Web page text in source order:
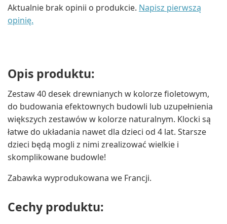
Aktualnie brak opinii o produkcie. Napisz pierwszą
opinię.
Opis produktu:
Zestaw 40 desek drewnianych w kolorze fioletowym,
do budowania efektownych budowli lub uzupełnienia
większych zestawów w kolorze naturalnym. Klocki są
łatwe do układania nawet dla dzieci od 4 lat. Starsze
dzieci będą mogli z nimi zrealizować wielkie i
skomplikowane budowle!
Zabawka wyprodukowana we Francji.
Cechy produktu: